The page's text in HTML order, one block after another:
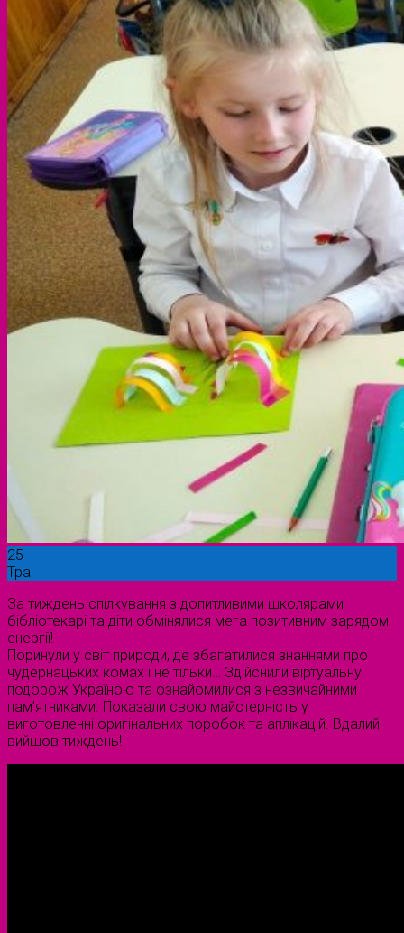
25
Тра
За тиждень спілкування з допитливими школярами
бібліотекарі та діти обмінялися мега позитивним зарядом
енергії!
Поринули у світ природи, де збагатилися знаннями про
чудернацьких комах і не тільки… Здійснили віртуальну
подорож Україною та ознайомилися з незвичайними
пам’ятниками. Показали свою майстерність у
виготовленні оригінальних поробок та аплікацій. Вдалий
вийшов тиждень!